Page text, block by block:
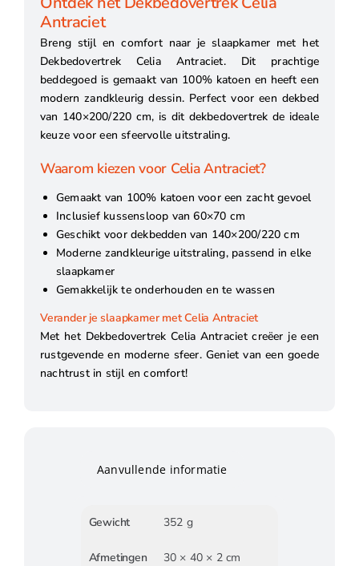
Antraciet
Breng stijl en comfort naar je slaapkamer met het
Dekbedovertrek Celia Antraciet. Dit prachtige
beddegoed is gemaakt van 100% katoen en heeft een
modern zandkleurig dessin. Perfect voor een dekbed
van 140×200/220 cm, is dit dekbedovertrek de ideale
keuze voor een sfeervolle uitstraling.
Waarom kiezen voor Celia Antraciet?
Gemaakt van 100% katoen voor een zacht gevoel
Inclusief kussensloop van 60×70 cm
Geschikt voor dekbedden van 140×200/220 cm
Moderne zandkleurige uitstraling, passend in elke
slaapkamer
Gemakkelijk te onderhouden en te wassen
Verander je slaapkamer met Celia Antraciet
Met het Dekbedovertrek Celia Antraciet creëer je een
rustgevende en moderne sfeer. Geniet van een goede
nachtrust in stijl en comfort!
Aanvullende informatie
Gewicht 352 g
Afmetingen 30 × 40 × 2 cm